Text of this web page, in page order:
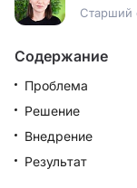
Старший
Содержание
Проблема
Решение
Внедрение
Результат